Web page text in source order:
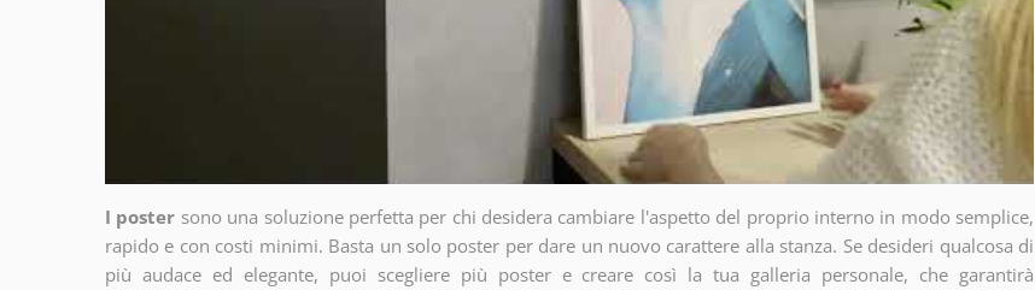
I poster sono una soluzione perfetta per chi desidera cambiare l'aspetto del proprio interno in modo semplice,
rapido e con costi minimi. Basta un solo poster per dare un nuovo carattere alla stanza. Se desideri qualcosa di
più audace ed elegante, puoi scegliere più poster e creare così la tua galleria personale, che garantirà